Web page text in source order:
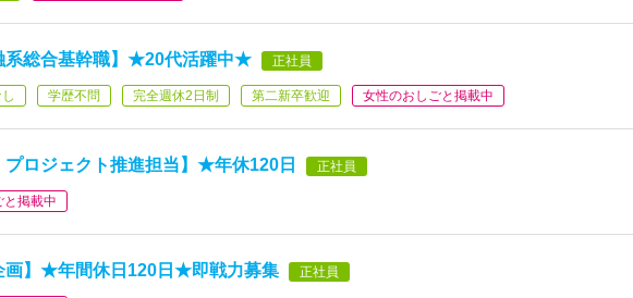
系総合基幹職】★20代活躍中★ 正社員
学歴不問 完全週休2日制 第二新卒歓迎 女性のおしごと掲載中
ロジェクト推進担当】★年休120日 正社員
と掲載中
画】★年間休日120日★即戦力募集 正社員